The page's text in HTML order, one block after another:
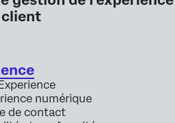
client
numérique
de contact